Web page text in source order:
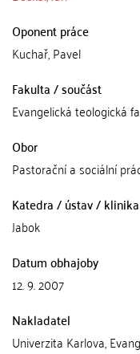
Oponent práce
Kuchař, Pavel
Fakulta / součást
Evangelická teologická
Obor
Pastorační a sociální
Katedra / ústav / klinika
Jabok
Datum obhajoby
12. 9. 2007
Nakladatel
Univerzita Karlova,